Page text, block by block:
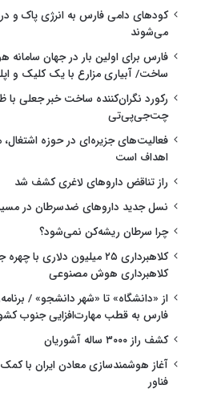
کودهای دامی فارس به انرژی پاک و
می‌شوند
فارس برای اولین بار در جهان سامانه
ساخت/ آبیاری مزارع با یک کلیک و
رکورد نگران‌کننده ساخت خبر جعلی با
چت‌جی‌پی‌تی
فعالیت‌های جزیره‌ای در حوزه
اهداف است
راز تناقض داروهای لاغری کشف شد
نسل جدید داروهای ضدسرطان در مسیر
چرا سرطان ریشه‌کن نمی‌شود؟
کلاهبرداری ۲۵ میلیون دلاری
کلاهبرداری هوش مصنوعی
از «دانشگاه» تا «شهر دانشجو» /
فارس به قطب مهارت‌افزایی جنوب
کشف راز ۳۰۰۰ ساله آشوریان
آغاز هوشمندسازی معادن ایران با
فناور